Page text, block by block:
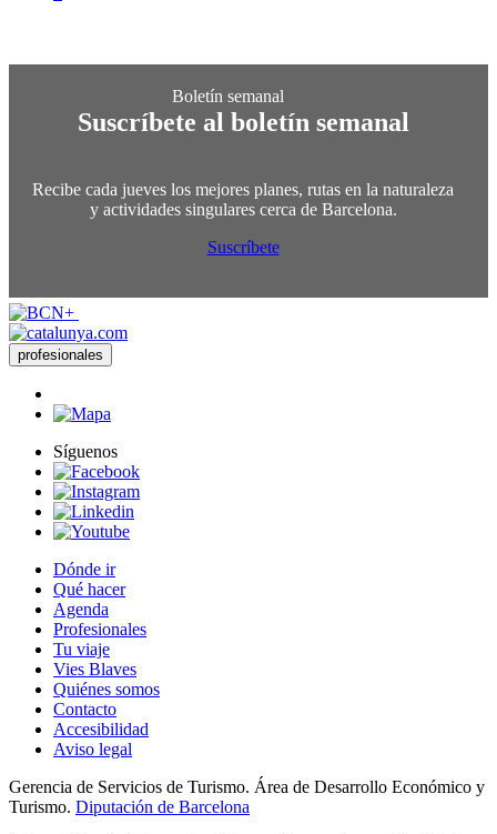
Suscríbete al boletín semanal
Recibe cada jueves los mejores planes, rutas en la naturaleza
y actividades singulares cerca de Barcelona.
Suscríbete
profesionales
Síguenos
Dónde ir
Qué hacer
Agenda
Profesionales
Tu viaje
Vies Blaves
Quiénes somos
Contacto
Accesibilidad
Aviso legal
Gerencia de Servicios de Turismo. Área de Desarrollo Económico y
Turismo. Diputación de Barcelona